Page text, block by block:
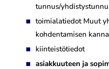
tunnus/
toimialatiedot Muut
kohdentamisen
kiinteistötiedot
asiakkuuteen ja